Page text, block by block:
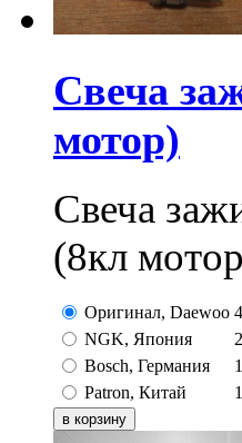
Свеча
мотор)
Свеча
(8кл
Оригинал, Daewoo
NGK, Япония
Bosch, Германия
Patron, Китай